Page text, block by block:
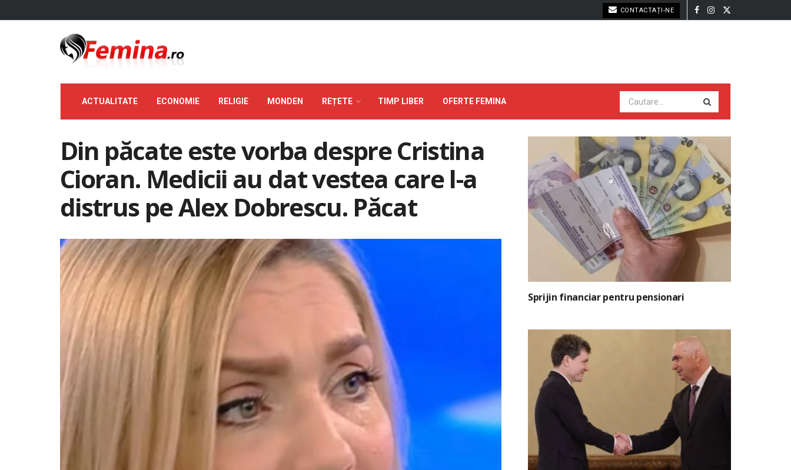
CONTACTAȚI-NE
ACTUALITATE ECONOMIE RELIGIE MONDEN REȚETE TIMP LIBER OFERTE FEMINA
Din păcate este vorba despre Cristina
Cioran. Medicii au dat vestea care l-a
distrus pe Alex Dobrescu. Păcat
Sprijin financiar pentru pensionari